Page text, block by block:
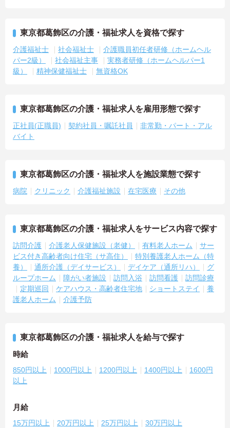
東京都葛飾区の介護・福祉求人を資格で探す
介護福祉士 社会福祉士
介護職員初任者研修（ホームヘル
パー2級）
社会福祉主事
実務者研修（ホームヘルパー1
級）
精神保健福祉士 無資格OK
東京都葛飾区の介護・福祉求人を雇用形態で探す
正社員(正職員) 契約社員・嘱託社員
非常勤・パート・アル
バイト
東京都葛飾区の介護・福祉求人を施設業態で探す
病院 クリニック 介護福祉施設 在宅医療 その他
東京都葛飾区の介護・福祉求人をサービス内容で探す
訪問介護 介護老人保健施設（老健） 有料老人ホーム
サー
ビス付き高齢者向け住宅（サ高住）
特別養護老人ホーム（特
養）
通所介護（デイサービス） デイケア（通所リハ）
グ
ループホーム
障がい者施設 訪問入浴 訪問看護
訪問診療
定期巡回
ケアハウス・高齢者住宅地 ショートステイ
養
護老人ホーム
介護予防
東京都葛飾区の介護・福祉求人を給与で探す
時給
850円以上 1000円以上 1200円以上 1400円以上
1600円
以上
月給
15万円以上 20万円以上 25万円以上 30万円以上